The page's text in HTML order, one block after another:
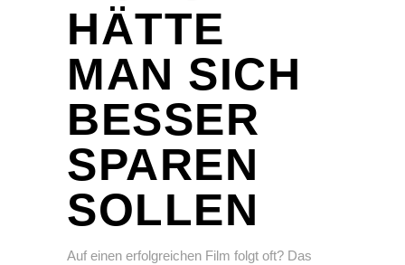
HÄTTE
MAN SICH
BESSER
SPAREN
SOLLEN
Auf einen erfolgreichen Film folgt oft? Das